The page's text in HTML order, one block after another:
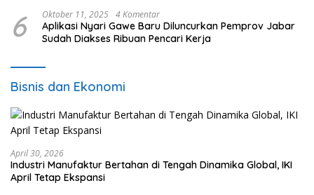
6 Oktober 11, 2025 4 Komentar
Aplikasi Nyari Gawe Baru Diluncurkan Pemprov Jabar
Sudah Diakses Ribuan Pencari Kerja
Bisnis dan Ekonomi
April 30, 2026
Industri Manufaktur Bertahan di Tengah Dinamika Global, IKI
April Tetap Ekspansi